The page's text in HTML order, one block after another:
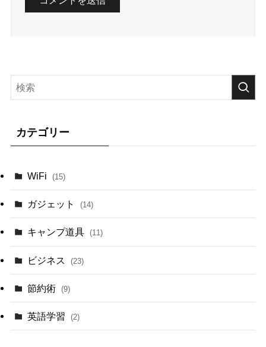
カテゴリー
WiFi (15)
ガジェット (14)
キャンプ道具 (11)
ビジネス (23)
節約術 (9)
英語学習 (2)